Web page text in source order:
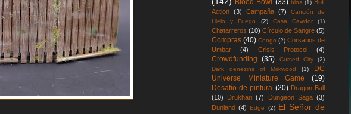
Blood Bowl (33) blos (1) Bolt
Action (3) Campaña (7)
Canción de
Hielo y Fuego
(2) Casa Cawdor (1)
Chatarreros (10) Círculo de Sangre (5)
Compras (40) Congo (2) Corsarios de
Umbar
(4) Crisis Protocol (4)
Crowdfunding (35) Cursed City
(2)
Dark denezins of Mirkwood
(1)
DC
Universe Miniature Game
(19)
Desafío de pintura (20) Dragon Ball
(10)
Drukhari (7) Dungeon Saga (3)
Dunland (4) Edge (2) El Señor de